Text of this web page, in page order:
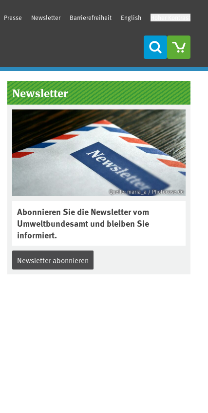
Presse Newsletter Barrierefreiheit English
Suche
Seitenleiste
Newsletter
Quelle: maria_a / Photocase.de
Abonnieren Sie die Newsletter vom
Umweltbundesamt und bleiben Sie
informiert.
Newsletter abonnieren